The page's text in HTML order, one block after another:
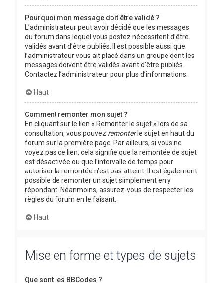
Pourquoi mon message doit être validé ?
L’administrateur peut avoir décidé que les messages
du forum dans lequel vous postez nécessitent d’être
validés avant d’être publiés. Il est possible aussi que
l’administrateur vous ait placé dans un groupe dont les
messages doivent être validés avant d’être publiés.
Contactez l’administrateur pour plus d’informations.
Haut
Comment remonter mon sujet ?
En cliquant sur le lien « Remonter le sujet » lors de sa
consultation, vous pouvez remonterle sujet en haut du
forum sur la première page. Par ailleurs, si vous ne
voyez pas ce lien, cela signifie que la remontée de sujet
est désactivée ou que l’intervalle de temps pour
autoriser la remontée n’est pas atteint. Il est également
possible de remonter un sujet simplement en y
répondant. Néanmoins, assurez-vous de respecter les
règles du forum en le faisant.
Haut
Mise en forme et types de sujets
Que sont les BBCodes ?